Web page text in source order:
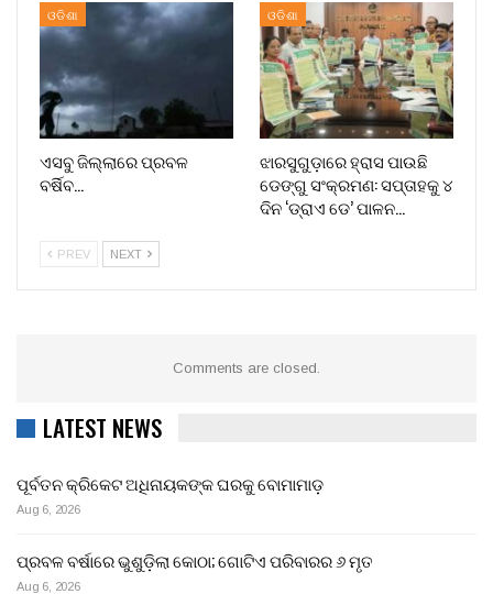
ଓଡିଶା
ଏସବୁ ଜିଲ୍ଲାରେ ପ୍ରବଳ
ବର୍ଷିବ…
ଓଡିଶା
ଝାରସୁଗୁଡ଼ାରେ ହ୍ରାସ ପାଉଛି
ଡେଙ୍ଗୁ ସଂକ୍ରମଣ: ସପ୍ତାହକୁ ୪
ଦିନ ‘ଡ୍ରାଏ ଡେ’ ପାଳନ…
PREV NEXT
Comments are closed.
LATEST NEWS
ପୂର୍ବତନ କ୍ରିକେଟ ଅଧିନାୟକଙ୍କ ଘରକୁ ବୋମାମାଡ଼
Aug 6, 2026
ପ୍ରବଳ ବର୍ଷାରେ ଭୁଶୁଡ଼ିଲା କୋଠା; ଗୋଟିଏ ପରିବାରର ୬ ମୃତ
Aug 6, 2026